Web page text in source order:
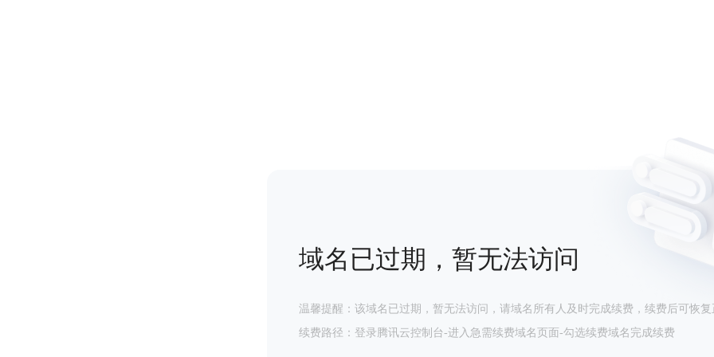
域名已过期，暂无法访问
温馨提醒：该域名已过期，暂无法访问，请域名所有人及时完成续费，续费后可恢复
续费路径：登录腾讯云控制台-进入急需续费域名页面-勾选续费域名完成续费